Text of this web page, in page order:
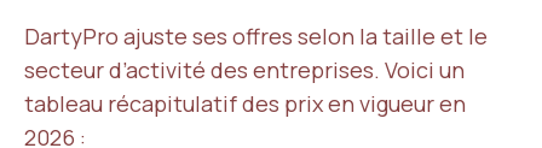
DartyPro ajuste ses offres selon la taille et le
secteur d’activité des entreprises. Voici un
tableau récapitulatif des prix en vigueur en
2026 :